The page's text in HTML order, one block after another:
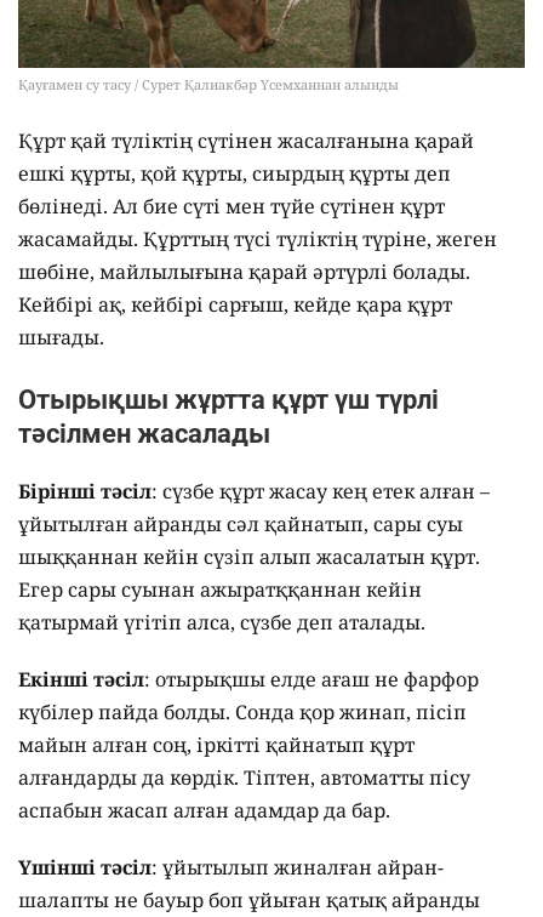
Қауғамен су тасу / Сурет Қалиакбәр Үсемханнан алынды
Құрт қай түліктің сүтінен жасалғанына қарай
ешкі құрты, қой құрты, сиырдың құрты деп
бөлінеді. Ал бие сүті мен түйе сүтінен құрт
жасамайды. Құрттың түсі түліктің түріне, жеген
шөбіне, майлылығына қарай әртүрлі болады.
Кейбірі ақ, кейбірі сарғыш, кейде қара құрт
шығады.
Отырықшы жұртта құрт үш түрлі
тәсілмен жасалады
Бірінші тәсіл: сүзбе құрт жасау кең етек алған –
ұйытылған айранды сәл қайнатып, сары суы
шыққаннан кейін сүзіп алып жасалатын құрт.
Егер сары суынан ажыратққаннан кейін
қатырмай үгітіп алса, сүзбе деп аталады.
Екінші тәсіл: отырықшы елде ағаш не фарфор
күбілер пайда болды. Сонда қор жинап, пісіп
майын алған соң, іркітті қайнатып құрт
алғандарды да көрдік. Тіптен, автоматты пісу
аспабын жасап алған адамдар да бар.
Үшінші тәсіл: ұйытылып жиналған айран-
шалапты не бауыр боп ұйыған қатық айранды